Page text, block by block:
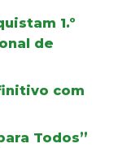
1.º
de
com
Todos”